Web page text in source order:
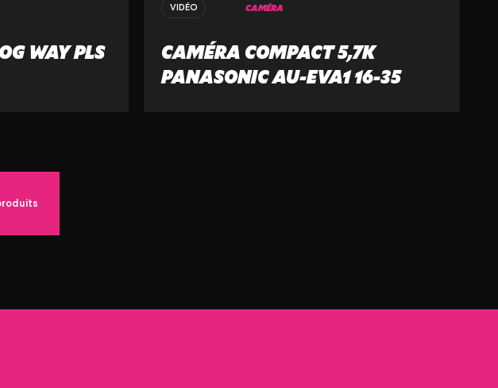
WAY PLS
VIDÉO CAMÉRA
CAMÉRA COMPACT 5,7K
PANASONIC AU-EVA1 16-35